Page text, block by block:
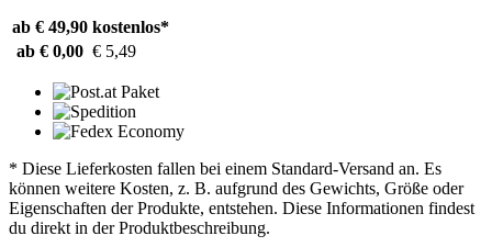
ab € 49,90 kostenlos*
ab € 0,00 € 5,49
* Diese Lieferkosten fallen bei einem Standard-Versand an. Es
können weitere Kosten, z. B. aufgrund des Gewichts, Größe oder
Eigenschaften der Produkte, entstehen. Diese Informationen findest
du direkt in der Produktbeschreibung.